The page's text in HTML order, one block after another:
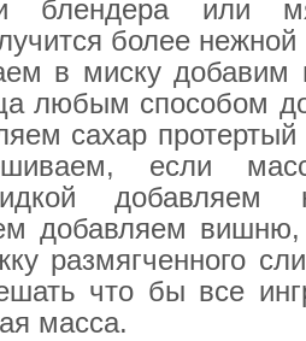
блендера или
более
в миску добавим
любым способом
сахар
если
добавляем
добавляем
размягченного
что бы все
масса.